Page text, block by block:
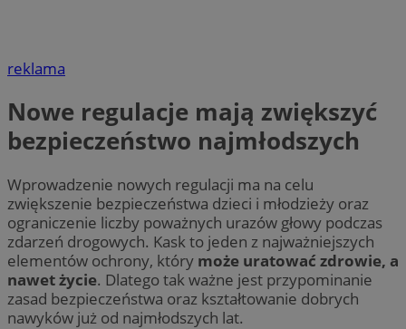
reklama
Nowe regulacje mają zwiększyć
bezpieczeństwo najmłodszych
Wprowadzenie nowych regulacji ma na celu
zwiększenie bezpieczeństwa dzieci i młodzieży oraz
ograniczenie liczby poważnych urazów głowy podczas
zdarzeń drogowych. Kask to jeden z najważniejszych
elementów ochrony, który może uratować zdrowie, a
nawet życie. Dlatego tak ważne jest przypominanie
zasad bezpieczeństwa oraz kształtowanie dobrych
nawyków już od najmłodszych lat.